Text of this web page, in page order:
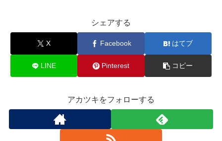
シェアする
X Facebook はてブ
LINE Pinterest コピー
アカツキをフォローする